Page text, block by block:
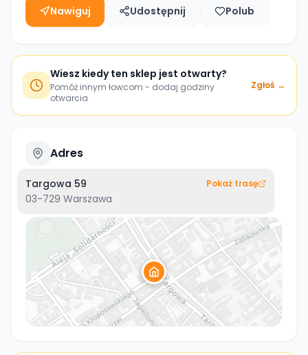
Nawiguj Udostępnij Polub
Wiesz kiedy ten sklep jest otwarty?
Pomóż innym łowcom - dodaj godziny
otwarcia
Zgłoś →
Adres
Targowa 59
03-729 Warszawa
Pokaż trasę